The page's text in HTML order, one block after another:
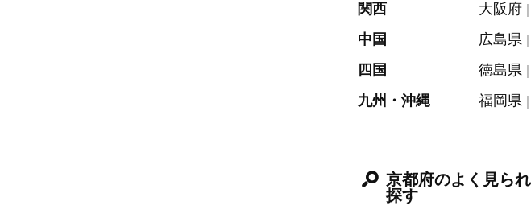
関西
大阪府
中国
広島県
四国
徳島県
九州・沖縄
福岡県
京都府のよく見ら
探す